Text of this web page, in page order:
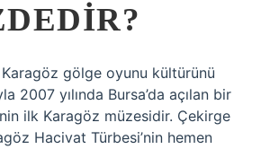
gölge oyunu kültürünü
2007 yılında Bursa’da açılan bir
ilk Karagöz müzesidir. Çekirge
Hacivat Türbesi’nin hemen